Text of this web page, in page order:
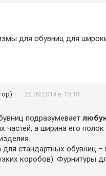
для обувниц для
22.09.2014 в 18:18
подразумевает
частей, а ширина его
для стандартных обувниц –
коробов). Фурнитуры